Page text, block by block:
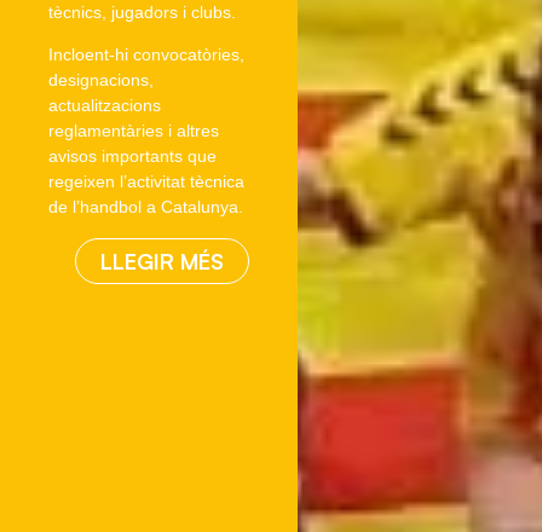
tècnics, jugadors i clubs.
Incloent-hi convocatòries,
designacions,
actualitzacions
reglamentàries i altres
avisos importants que
regeixen l’activitat tècnica
de l’handbol a Catalunya.
LLEGIR MÉS